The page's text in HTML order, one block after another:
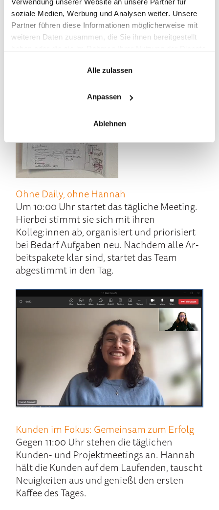
Verwendung unserer Website an unsere Partner für
soziale Medien, Werbung und Analysen weiter. Unsere
Partner führen diese Informationen möglicherweise mit
weiteren Daten zusammen, die Sie ihnen bereitgestellt
Alle zulassen
Anpassen
Ablehnen
Zeit für kon­zeptio­nelle Themen, die viel Ge­
hirn­schmalz erfordern.
Oh­ne Daily, ohne Hannah
Um 10:00 Uhr star­tet das täg­liche Meeting.
Hier­bei stimmt sie sich mit ihren
Kolleg:innen ab, organi­siert und prio­ri­siert
bei Be­darf Auf­gaben neu. Nach­dem alle Ar­
beits­pa­kete klar sind, startet das Team
abgestimmt in den Tag.
Kun­den im Fokus: Ge­mein­sam zum Er­folg
Gegen 11:00 Uhr stehen die täglichen
Kunden- und Projektmeetings an. Hannah
hält die Kunden auf dem Laufenden, tauscht
Neuigkeiten aus und genießt den ersten
Kaffee des Tages.